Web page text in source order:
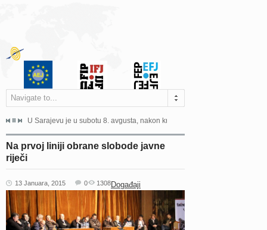
Navigate to...
na zahtjeve za pristup informacijama u zakonskom...
U Sarajevu je u subotu 8. avgusta, nakon kraće bolesti, preminuo
Na prvoj liniji obrane slobode javne
riječi
13 Januara, 2015 Događaji
0 1308